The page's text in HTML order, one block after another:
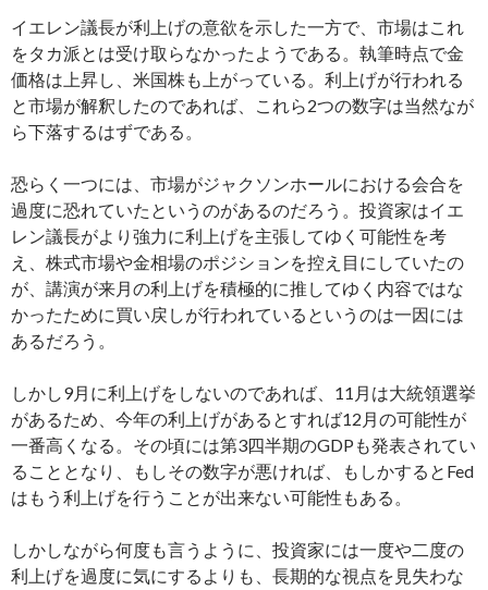
イエレン議長が利上げの意欲を示した一方で、市場はこれ
をタカ派とは受け取らなかったようである。執筆時点で金
価格は上昇し、米国株も上がっている。利上げが行われる
と市場が解釈したのであれば、これら2つの数字は当然なが
ら下落するはずである。
恐らく一つには、市場がジャクソンホールにおける会合を
過度に恐れていたというのがあるのだろう。投資家はイエ
レン議長がより強力に利上げを主張してゆく可能性を考
え、株式市場や金相場のポジションを控え目にしていたの
が、講演が来月の利上げを積極的に推してゆく内容ではな
かったために買い戻しが行われているというのは一因には
あるだろう。
しかし9月に利上げをしないのであれば、11月は大統領選挙
があるため、今年の利上げがあるとすれば12月の可能性が
一番高くなる。その頃には第3四半期のGDPも発表されてい
ることとなり、もしその数字が悪ければ、もしかするとFed
はもう利上げを行うことが出来ない可能性もある。
しかしながら何度も言うように、投資家には一度や二度の
利上げを過度に気にするよりも、長期的な視点を見失わな